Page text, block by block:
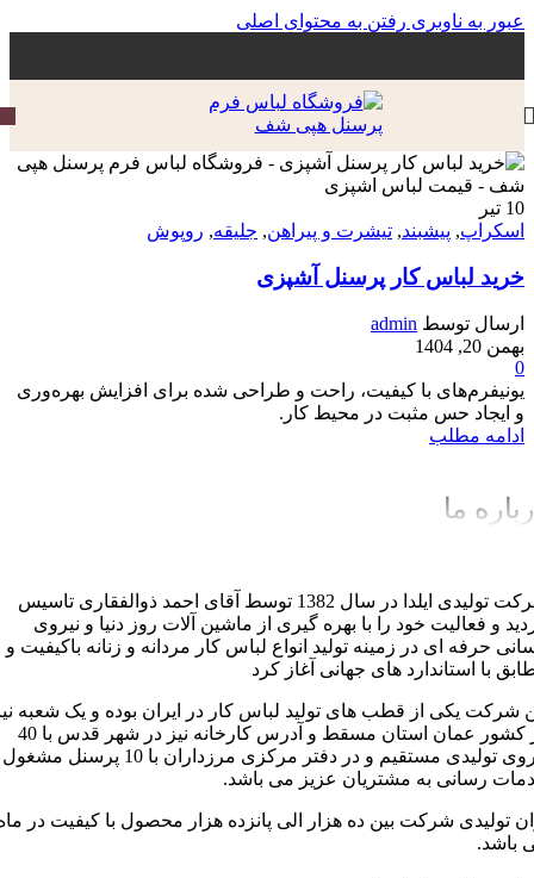
عبور به ناوبری رفتن به محتوای اصلی
10 تیر
اسکراپ, پیشبند, تیشرت و پیراهن, جلیقه, روپوش
خرید لباس کار پرسنل آشپزی
ارسال توسط admin
بهمن 20, 1404
0
یونیفرم‌های با کیفیت، راحت و طراحی شده برای افزایش بهره‌وری
و ایجاد حس مثبت در محیط کار.
ادامه مطلب
ما
شرکت تولیدی ایلدا در سال 1382 توسط آقای احمد ذوالفقاری تاسیس
و فعالیت خود را با بهره گیری از ماشین آلات روز دنیا و نیروی
حرفه ای در زمینه تولید انواع لباس کار مردانه و زنانه باکیفیت و
با استاندارد های جهانی آغاز کرد
شرکت یکی از قطب های تولید لباس کار در ایران بوده و یک شعبه
در کشور عمان استان مسقط و آدرس کارخانه نیز در شهر قدس با 40
نیروی تولیدی مستقیم و در دفتر مرکزی مرزداران با 10 پرسنل مشغول
رسانی به مشتریان عزیز می باشد.
تولیدی شرکت بین ده هزار الی پانزده هزار محصول با کیفیت در
باشد.